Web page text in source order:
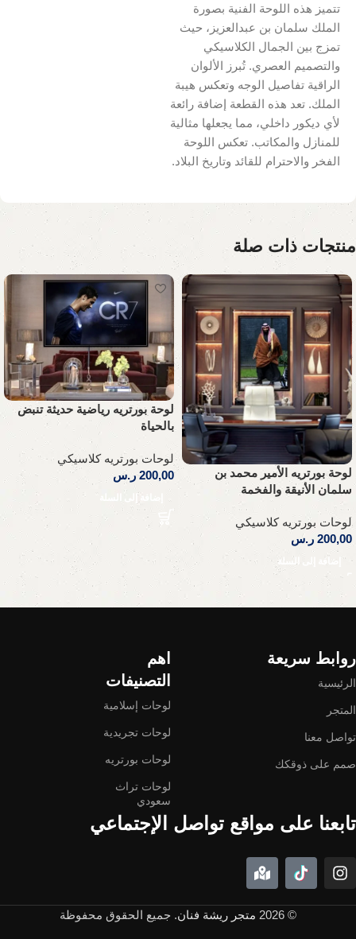
تتميز هذه اللوحة الفنية بصورة
الملك سلمان بن عبدالعزيز، حيث
تمزج بين الجمال الكلاسيكي
والتصميم العصري. تُبرز الألوان
الراقية تفاصيل الوجه وتعكس هيبة
الملك. تعد هذه القطعة إضافة رائعة
لأي ديكور داخلي، مما يجعلها مثالية
للمنازل والمكاتب. تعكس اللوحة
الفخر والاحترام للقائد وتاريخ البلاد.
منتجات ذات صلة
لوحة بورتريه الأمير محمد بن
سلمان الأنيقة والفخمة
لوحات بورتريه كلاسيكي
200,00 ر.س
إضافة إلى السلة
لوحة بورتريه رياضية حديثة تنبض
بالحياة
لوحات بورتريه كلاسيكي
200,00 ر.س
إضافة إلى السلة
Read More
روابط سريعة
الرئيسية
المتجر
تواصل معنا
صمم على ذوقكك
اهم
التصنيفات
لوحات إسلامية
لوحات تجريدية
لوحات بورتريه
لوحات تراث
سعودي
تابعنا على مواقع تواصل الإجتماعي
© 2026 متجر ريشة فنان. جميع الحقوق محفوظة